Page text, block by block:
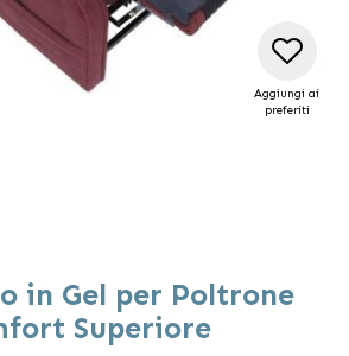
Aggiungi ai
preferiti
in Gel per Poltrone
Superiore